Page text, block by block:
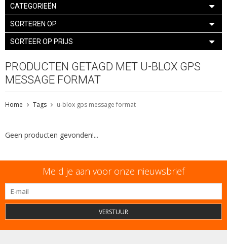
CATEGORIEËN
SORTEREN OP
SORTEER OP PRIJS
PRODUCTEN GETAGD MET U-BLOX GPS
MESSAGE FORMAT
Home Tags u-blox gps message format
Geen producten gevonden!...
Meld je aan voor onze nieuwsbrief
VERSTUUR